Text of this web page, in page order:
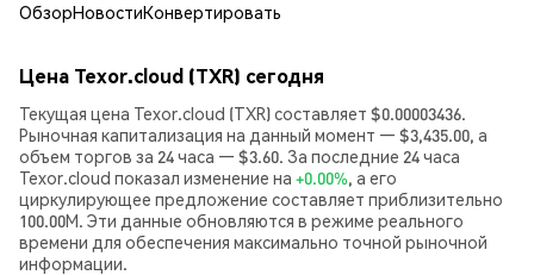
ОбзорНовостиКонвертировать
Цена Texor.cloud (TXR) сегодня
Текущая цена Texor.cloud (TXR) составляет $0.00003436.
Рыночная капитализация на данный момент — $3,435.00, а
объем торгов за 24 часа — $3.60. За последние 24 часа
Texor.cloud показал изменение на +0.00%, а его
циркулирующее предложение составляет приблизительно
100.00M. Эти данные обновляются в режиме реального
времени для обеспечения максимально точной рыночной
информации.